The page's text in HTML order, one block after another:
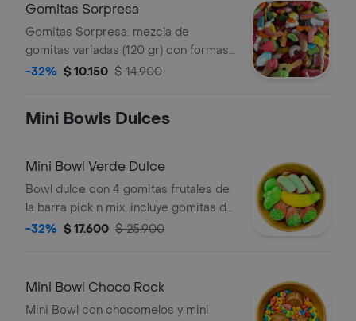
Gomitas Sorpresa
Gomitas Sorpresa: mezcla de
gomitas variadas (120 gr) con formas
y sabores diferentes. Cada pedido es
-32% $ 10.150 $ 14.900
Mini Bowls Dulces
Mini Bowl Verde Dulce
Bowl dulce con 4 gomitas frutales de
la barra pick n mix, incluye gomitas de
sandía, banano, nube verde y cintas
150gr.
-32% $ 17.600 $ 25.900
Mini Bowl Choco Rock
Mini Bowl con chocomelos y mini